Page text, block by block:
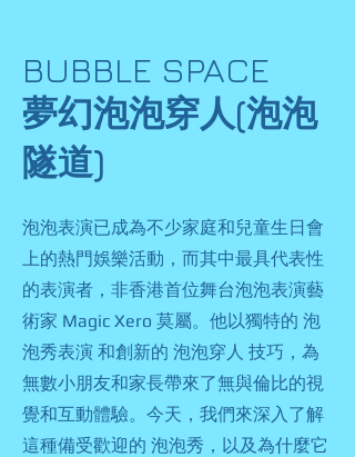
BUBBLE SPACE
夢幻泡泡穿人(泡泡
隧道)
泡泡表演已成為不少家庭和兒童生日會
上的熱門娛樂活動，而其中最具代表性
的表演者，非香港首位舞台泡泡表演藝
術家 Magic Xero 莫屬。他以獨特的 泡
泡秀表演 和創新的 泡泡穿人 技巧，為
無數小朋友和家長帶來了無與倫比的視
覺和互動體驗。今天，我們來深入了解
這種備受歡迎的 泡泡秀，以及為什麼它